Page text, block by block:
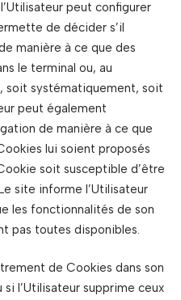
peut configurer
de décider s’il
manière à ce que des
le terminal ou, au
soit systématiquement, soit
peut également
de manière à ce que
lui soient proposés
soit susceptible d’être
site informe l’Utilisateur
les fonctionnalités de son
pas toutes disponibles.
de Cookies dans son
l’Utilisateur supprime ceux